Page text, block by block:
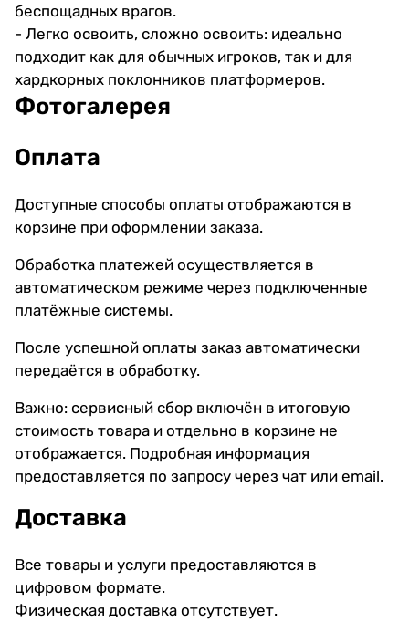
беспощадных врагов.
- Легко освоить, сложно освоить: идеально
подходит как для обычных игроков, так и для
хардкорных поклонников платформеров.
Фотогалерея
Оплата
Доступные способы оплаты отображаются в
корзине при оформлении заказа.
Обработка платежей осуществляется в
автоматическом режиме через подключенные
платёжные системы.
После успешной оплаты заказ автоматически
передаётся в обработку.
Важно: сервисный сбор включён в итоговую
стоимость товара и отдельно в корзине не
отображается. Подробная информация
предоставляется по запросу через чат или email.
Доставка
Все товары и услуги предоставляются в
цифровом формате.
Физическая доставка отсутствует.